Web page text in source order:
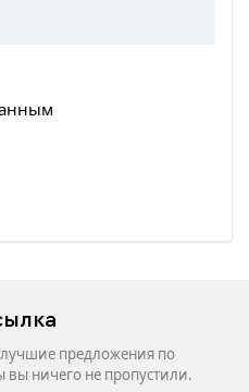
предложения по
вы ничего не пропустили.